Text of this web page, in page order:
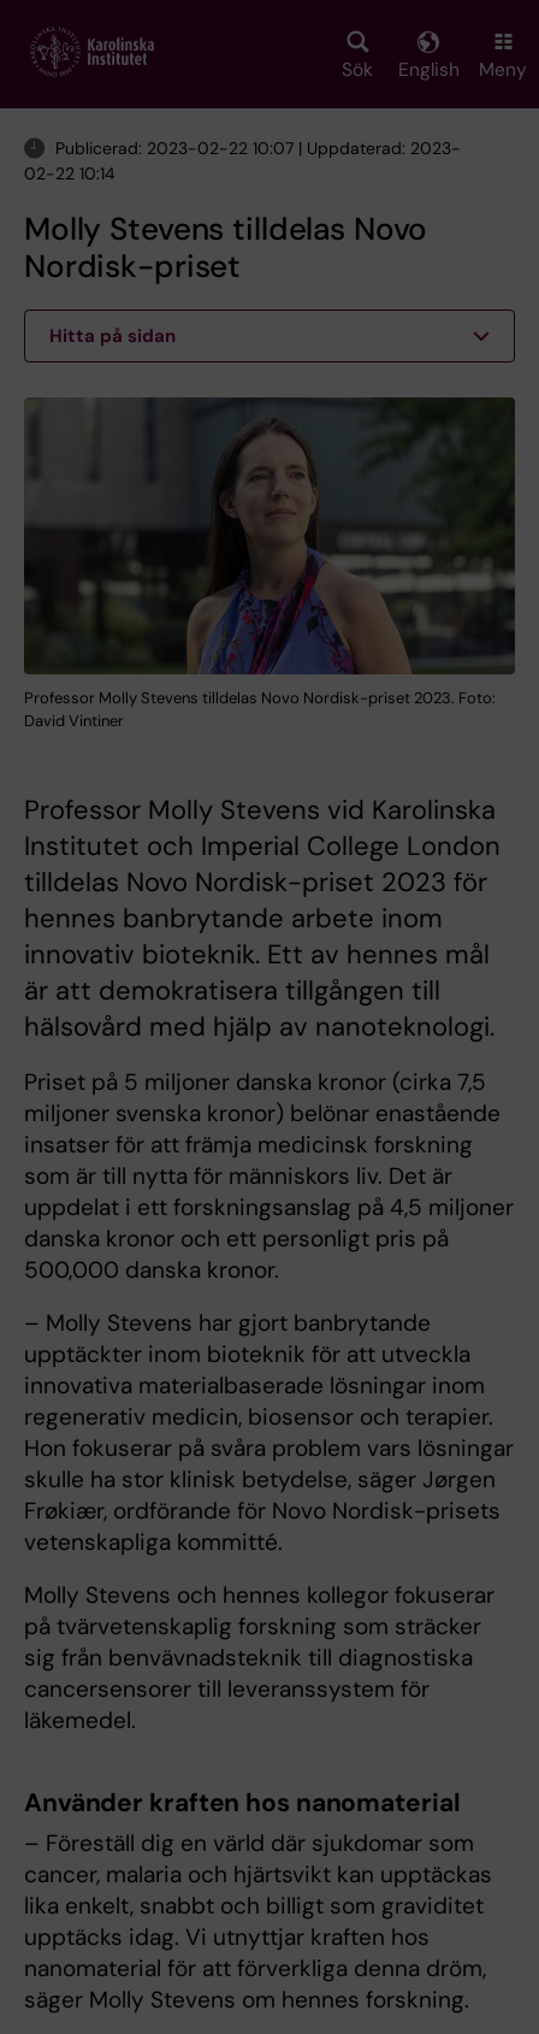
main
Sök English Meny
Publicerad: 2023-02-22 10:07 | Uppdaterad: 2023-
02-22 10:14
Molly Stevens tilldelas Novo
Nordisk-priset
Hitta på sidan
Professor Molly Stevens tilldelas Novo Nordisk-priset 2023. Foto:
David Vintiner
Professor Molly Stevens vid Karolinska
Institutet och Imperial College London
tilldelas Novo Nordisk-priset 2023 för
hennes banbrytande arbete inom
innovativ bioteknik. Ett av hennes mål
är att demokratisera tillgången till
hälsovård med hjälp av nanoteknologi.
Priset på 5 miljoner danska kronor (cirka 7,5
miljoner svenska kronor) belönar enastående
insatser för att främja medicinsk forskning
som är till nytta för människors liv. Det är
uppdelat i ett forskningsanslag på 4,5 miljoner
danska kronor och ett personligt pris på
500,000 danska kronor.
– Molly Stevens har gjort banbrytande
upptäckter inom bioteknik för att utveckla
innovativa materialbaserade lösningar inom
regenerativ medicin, biosensor och terapier.
Hon fokuserar på svåra problem vars lösningar
skulle ha stor klinisk betydelse, säger Jørgen
Frøkiær, ordförande för Novo Nordisk-prisets
vetenskapliga kommitté.
Molly Stevens och hennes kollegor fokuserar
på tvärvetenskaplig forskning som sträcker
sig från benvävnadsteknik till diagnostiska
cancersensorer till leveranssystem för
läkemedel.
Använder kraften hos nanomaterial
– Föreställ dig en värld där sjukdomar som
cancer, malaria och hjärtsvikt kan upptäckas
lika enkelt, snabbt och billigt som graviditet
upptäcks idag. Vi utnyttjar kraften hos
nanomaterial för att förverkliga denna dröm,
säger Molly Stevens om hennes forskning.